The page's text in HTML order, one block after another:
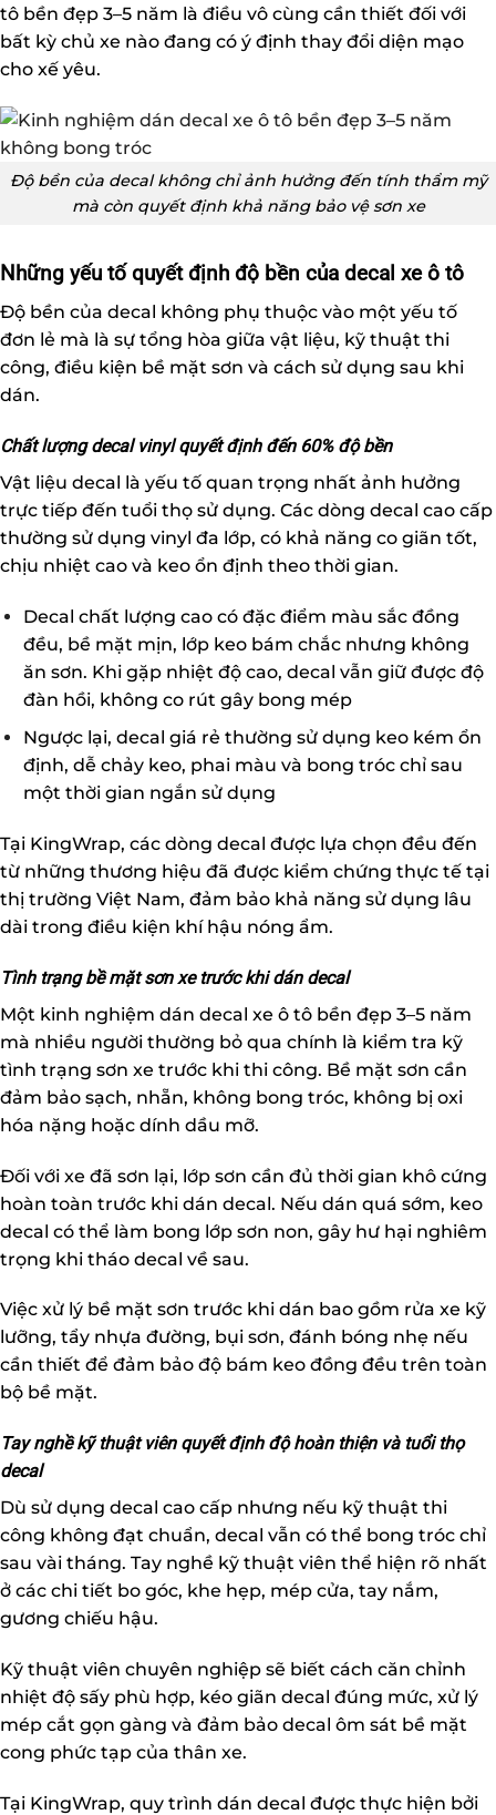
tô bền đẹp 3–5 năm là điều vô cùng cần thiết đối với
bất kỳ chủ xe nào đang có ý định thay đổi diện mạo
cho xế yêu.
Độ bền của decal không chỉ ảnh hưởng đến tính thẩm mỹ
mà còn quyết định khả năng bảo vệ sơn xe
Những yếu tố quyết định độ bền của decal xe ô tô
Độ bền của decal không phụ thuộc vào một yếu tố
đơn lẻ mà là sự tổng hòa giữa vật liệu, kỹ thuật thi
công, điều kiện bề mặt sơn và cách sử dụng sau khi
dán.
Chất lượng decal vinyl quyết định đến 60% độ bền
Vật liệu decal là yếu tố quan trọng nhất ảnh hưởng
trực tiếp đến tuổi thọ sử dụng. Các dòng decal cao cấp
thường sử dụng vinyl đa lớp, có khả năng co giãn tốt,
chịu nhiệt cao và keo ổn định theo thời gian.
Decal chất lượng cao có đặc điểm màu sắc đồng
đều, bề mặt mịn, lớp keo bám chắc nhưng không
ăn sơn. Khi gặp nhiệt độ cao, decal vẫn giữ được độ
đàn hồi, không co rút gây bong mép
Ngược lại, decal giá rẻ thường sử dụng keo kém ổn
định, dễ chảy keo, phai màu và bong tróc chỉ sau
một thời gian ngắn sử dụng
Tại KingWrap, các dòng decal được lựa chọn đều đến
từ những thương hiệu đã được kiểm chứng thực tế tại
thị trường Việt Nam, đảm bảo khả năng sử dụng lâu
dài trong điều kiện khí hậu nóng ẩm.
Tình trạng bề mặt sơn xe trước khi dán decal
Một kinh nghiệm dán decal xe ô tô bền đẹp 3–5 năm
mà nhiều người thường bỏ qua chính là kiểm tra kỹ
tình trạng sơn xe trước khi thi công. Bề mặt sơn cần
đảm bảo sạch, nhẵn, không bong tróc, không bị oxi
hóa nặng hoặc dính dầu mỡ.
Đối với xe đã sơn lại, lớp sơn cần đủ thời gian khô cứng
hoàn toàn trước khi dán decal. Nếu dán quá sớm, keo
decal có thể làm bong lớp sơn non, gây hư hại nghiêm
trọng khi tháo decal về sau.
Việc xử lý bề mặt sơn trước khi dán bao gồm rửa xe kỹ
lưỡng, tẩy nhựa đường, bụi sơn, đánh bóng nhẹ nếu
cần thiết để đảm bảo độ bám keo đồng đều trên toàn
bộ bề mặt.
Tay nghề kỹ thuật viên quyết định độ hoàn thiện và tuổi thọ
decal
Dù sử dụng decal cao cấp nhưng nếu kỹ thuật thi
công không đạt chuẩn, decal vẫn có thể bong tróc chỉ
sau vài tháng. Tay nghề kỹ thuật viên thể hiện rõ nhất
ở các chi tiết bo góc, khe hẹp, mép cửa, tay nắm,
gương chiếu hậu.
Kỹ thuật viên chuyên nghiệp sẽ biết cách căn chỉnh
nhiệt độ sấy phù hợp, kéo giãn decal đúng mức, xử lý
mép cắt gọn gàng và đảm bảo decal ôm sát bề mặt
cong phức tạp của thân xe.
Tại KingWrap, quy trình dán decal được thực hiện bởi